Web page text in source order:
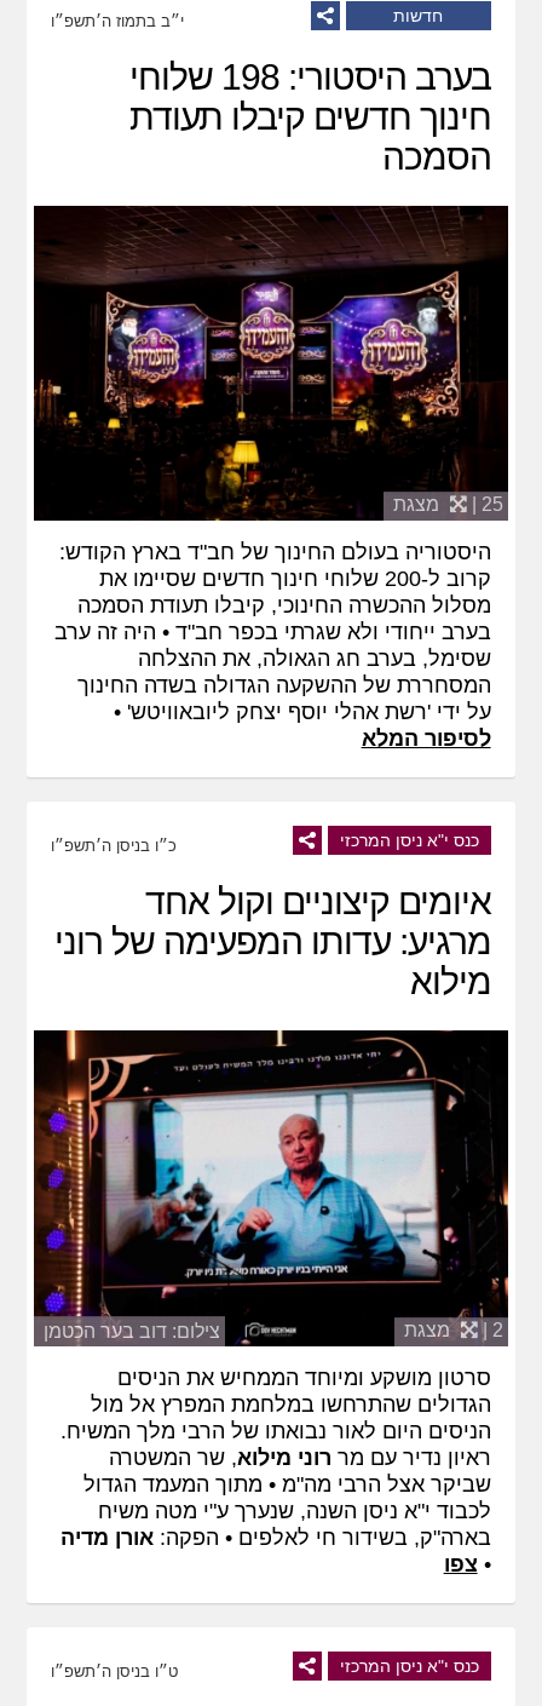
חדשות י״ב בתמוז ה׳תשפ״ו
בערב היסטורי: 198 שלוחי
חינוך חדשים קיבלו תעודת
הסמכה
25 | מצגת
היסטוריה בעולם החינוך של חב"ד בארץ הקודש:
קרוב ל-200 שלוחי חינוך חדשים שסיימו את
מסלול ההכשרה החינוכי, קיבלו תעודת הסמכה
בערב ייחודי ולא שגרתי בכפר חב"ד • היה זה ערב
שסימל, בערב חג הגאולה, את ההצלחה
המסחררת של ההשקעה הגדולה בשדה החינוך
על ידי 'רשת אהלי יוסף יצחק ליובאוויטש' •
לסיפור המלא
כנס י"א ניסן המרכזי כ״ו בניסן ה׳תשפ״ו
איומים קיצוניים וקול אחד
מרגיע: עדותו המפעימה של רוני
מילוא
צילום: דוב בער הכטמן 2 | מצגת
סרטון מושקע ומיוחד הממחיש את הניסים
הגדולים שהתרחשו במלחמת המפרץ אל מול
הניסים היום לאור נבואתו של הרבי מלך המשיח.
ראיון נדיר עם מר רוני מילוא, שר המשטרה
שביקר אצל הרבי מה"מ • מתוך המעמד הגדול
לכבוד י"א ניסן השנה, שנערך ע"י מטה משיח
בארה"ק, בשידור חי לאלפים • הפקה: אורן מדיה
• צפו
כנס י"א ניסן המרכזי ט״ו בניסן ה׳תשפ״ו